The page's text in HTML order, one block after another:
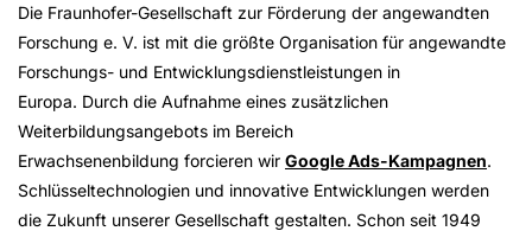
Die Fraunhofer-Gesellschaft zur Förderung der angewandten
Forschung e. V. ist mit die größte Organisation für angewandte
Forschungs- und Entwicklungsdienstleistungen in
Europa. Durch die Aufnahme eines zusätzlichen
Weiterbildungsangebots im Bereich
Erwachsenenbildung forcieren wir Google Ads-Kampagnen.
Schlüsseltechnologien und innovative Entwicklungen werden
die Zukunft unserer Gesellschaft gestalten. Schon seit 1949